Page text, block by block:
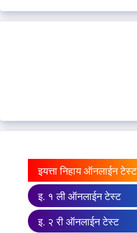
इयत्ता निहाय ऑनलाईन टेस्ट
इ. १ ली ऑनलाईन टेस्ट
इ. २ री ऑनलाईन टेस्ट